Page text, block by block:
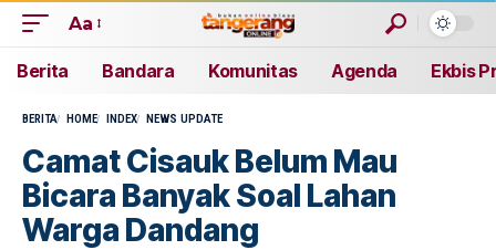
Aa
Berita Bandara Komunitas Agenda Ekbis
BERITA HOME INDEX NEWS UPDATE
Camat Cisauk Belum Mau
Bicara Banyak Soal Lahan
Warga Dandang